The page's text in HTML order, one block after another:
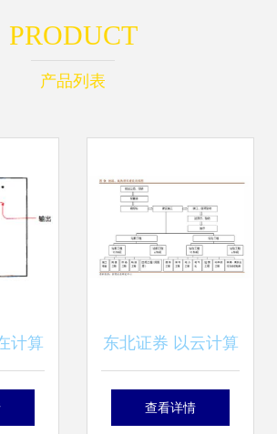
PRODUCT
产品列表
计算
的语
东北证券 以云计算
与基础软硬件为
查看详情